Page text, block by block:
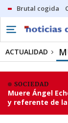
Brutal cogida
ACTUALIDAD
SOCIEDAD
Muere Ángel
y referente de